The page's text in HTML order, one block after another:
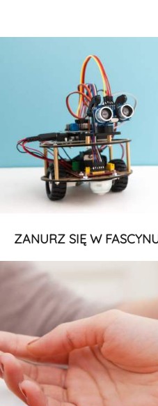
ZANURZ SIĘ W